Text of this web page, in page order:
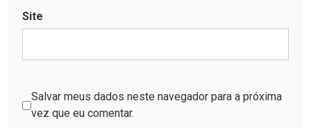
Site
Salvar meus dados neste navegador para a próxima
vez que eu comentar.